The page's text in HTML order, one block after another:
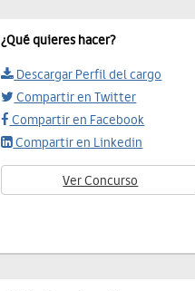
¿Qué quieres hacer?
Descargar Perfil del cargo
Compartir en Twitter
Compartir en Facebook
Compartir en Linkedin
Ver Concurso